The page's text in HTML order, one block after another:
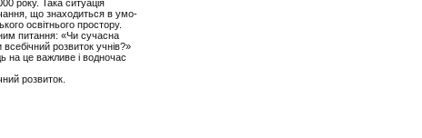
року. Така ситуація
що знаходиться в умо-
освітнього простору.
питання: «Чи сучасна
розвиток учнів?»
на це важливе і водночас
розвиток.